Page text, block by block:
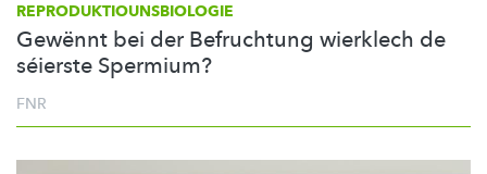
REPRODUKTIOUNSBIOLOGIE
Gewënnt bei der Befruchtung wierklech de
séierste Spermium?
FNR